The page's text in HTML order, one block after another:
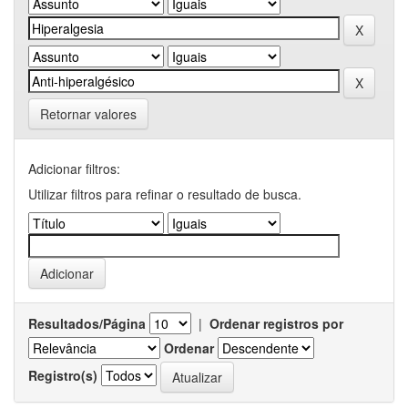
Retornar valores
Adicionar filtros:
Utilizar filtros para refinar o resultado de busca.
Resultados/Página | Ordenar registros por
Ordenar
Registro(s)